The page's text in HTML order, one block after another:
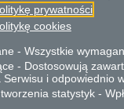
prywatności
cookies
- Wszystkie
- Dostosowują
Serwisu i odpowiednio
statystyk -